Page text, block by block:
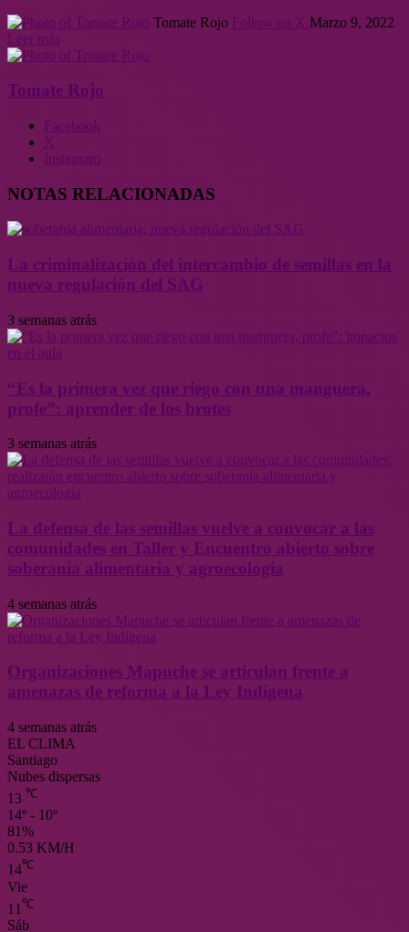
Tomate Rojo Follow on X Marzo 9, 2022
Leer más
Tomate Rojo
Facebook
X
Instagram
NOTAS RELACIONADAS
La criminalización del intercambio de semillas en la
nueva regulación del SAG
3 semanas atrás
“Es la primera vez que riego con una manguera,
profe”: aprender de los brotes
3 semanas atrás
La defensa de las semillas vuelve a convocar a las
comunidades en Taller y Encuentro abierto sobre
soberanía alimentaria y agroecología
4 semanas atrás
Organizaciones Mapuche se articulan frente a
amenazas de reforma a la Ley Indígena
4 semanas atrás
EL CLIMA
Santiago
Nubes dispersas
13 ℃
14º - 10º
81%
0.53 KM/H
14℃
Vie
11 ℃
Sáb